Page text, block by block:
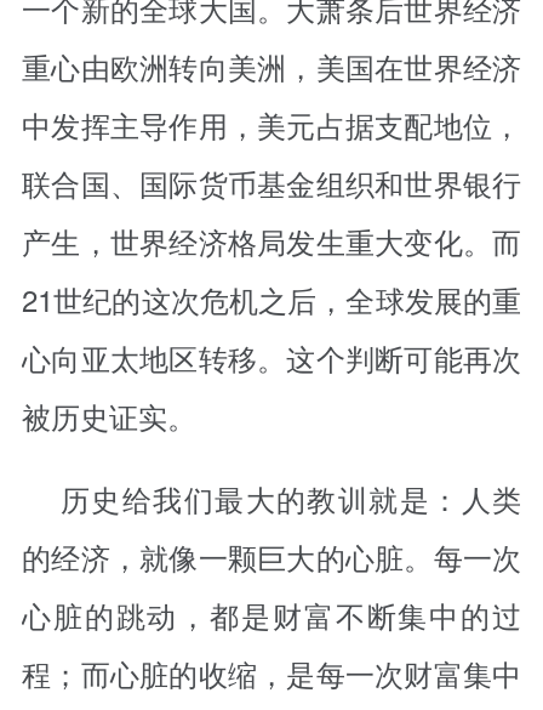
重心由欧洲转向美洲，美国在世界经济
中发挥主导作用，美元占据支配地位，
联合国、国际货币基金组织和世界银行
产生，世界经济格局发生重大变化。而
21世纪的这次危机之后，全球发展的重
心向亚太地区转移。这个判断可能再次
被历史证实。
历史给我们最大的教训就是：人类
的经济，就像一颗巨大的心脏。每一次
心脏的跳动，都是财富不断集中的过
程；而心脏的收缩，是每一次财富集中